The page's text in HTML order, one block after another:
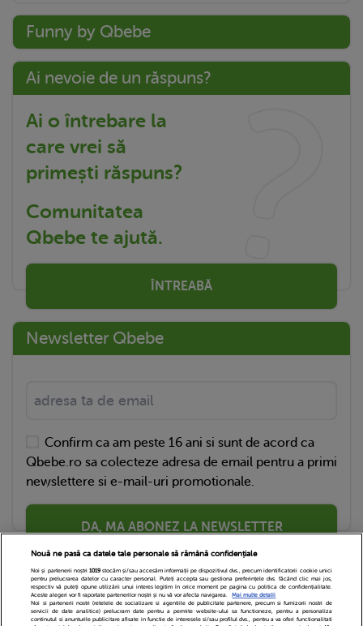
Funny by Qbebe
Ai nevoie de un răspuns?
Ai o întrebare la
care vrei să
primești răspuns?
Comunitatea
Qbebe te ajută.
ÎNTREABĂ
Newsletter Qbebe
Confirm ca am peste 16 ani si sunt de acord ca
Qbebe.ro sa colecteze adresa de email pentru a primi
newslettere si e-mail-uri promotionale.
DA, MA ABONEZ LA NEWSLETTER
Nouă ne pasă ca datele tale personale să rămână confidențiale
Noi și partenerii noștri 1019stocăm și/sau accesăm informații pe dispozitivul dvs., precum identificatorii cookie unici
pentru prelucrarea datelor cu caracter personal. Puteți accepta sau gestiona preferințele dvs. făcând clic mai jos,
respectiv vă puteți opune utilizării unui interes legitim în orice moment pe pagina cu politica de confidențialitate.
Aceste alegeri vor fi raportate partenerilor noștri și nu vă vor afecta navigarea.
Mai multe detalii
Noi si partenerii nostri (retelele de socializare si agentiile de publicitate partenere, precum si furnizorii nostri de
servicii de date analitice) prelucram date pentru a permite website-ului sa functioneze, pentru a personaliza
continutul si anunturile publicitare afisate in functie de interesele si/sau profilul dvs., pentru a va oferi functionalitati